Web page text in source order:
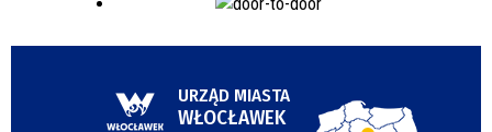
URZĄD MIASTA
WŁOCŁAWEK